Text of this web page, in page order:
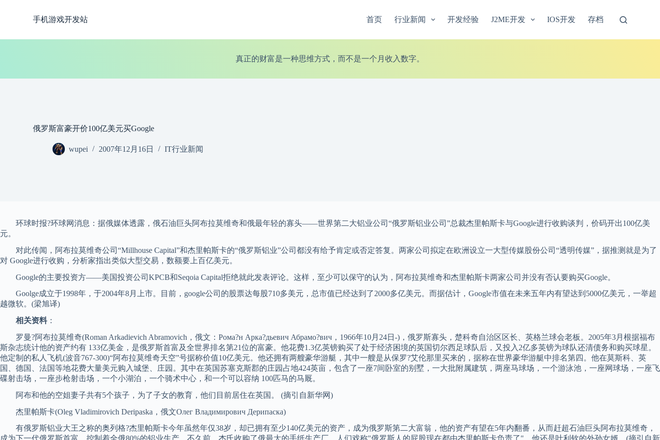
容
手机游戏开发站 首页 行业新闻 开发经验 J2ME开发 IOS开发 存档
真正的财富是一种思维方式，而不是一个月收入数字。
俄罗斯富豪开价100亿美元买Google
wupei 2007年12月16日 IT行业新闻
环球时报?环球网消息：据俄媒体透露，俄石油巨头阿布拉莫维奇和俄最年轻的寡头——世界第二大铝业公司“俄罗斯铝业公司”总裁杰里帕斯卡与Google进行收购谈判，价码开出100亿美
元。
对此传闻，阿布拉莫维奇公司“Millhouse Capital”和杰里帕斯卡的“俄罗斯铝业”公司都没有给予肯定或否定答复。两家公司拟定在欧洲设立一大型传媒股份公司“透明传媒”，据推测就是为了
对 Google进行收购，分析家指出类似大型交易，数额要上百亿美元。
Google的主要投资方——美国投资公司KPCB和Seqoia Capital拒绝就此发表评论。这样，至少可以保守的认为，阿布拉莫维奇和杰里帕斯卡两家公司并没有否认要购买Google。
Goolge成立于1998年，于2004年8月上市。目前，google公司的股票达每股710多美元，总市值已经达到了2000多亿美元。而据估计，Google市值在未来五年内有望达到5000亿美元，一举超
越微软。(梁旭译)
相关资料：
罗曼?阿布拉莫维奇(Roman Arkadievich Abramovich，俄文：Рома?н Арка?дьевич Абрамо?вич，1966年10月24日-)，俄罗斯寡头，楚科奇自治区区长、英格兰球会老板。2005年3月根据福布
斯杂志统计他的资产约有 133亿美金，是俄罗斯首富及全世界排名第21位的富豪。他花费1.3亿英镑购买了处于经济困境的英国切尔西足球队后，又投入2亿多英镑为球队还清债务和购买球星。
他定制的私人飞机(波音767-300)“阿布拉莫维奇天空”号据称价值10亿美元。他还拥有两艘豪华游艇，其中一艘是从保罗?艾伦那里买来的，据称在世界豪华游艇中排名第四。他在莫斯科、英
国、德国、法国等地花费大量美元购入城堡、庄园。其中在英国苏塞克斯郡的庄园占地424英亩，包含了一座7间卧室的别墅，一大批附属建筑，两座马球场，一个游泳池，一座网球场，一座飞
碟射击场，一座步枪射击场，一个小湖泊，一个骑术中心，和一个可以容纳 100匹马的马厩。
阿布和他的空姐妻子共有5个孩子，为了子女的教育，他们目前居住在英国。 (摘引自新华网)
杰里帕斯卡(Oleg Vladimirovich Deripaska，俄文Олег Владимирович Дерипаска)
有俄罗斯铝业大王之称的奥列格?杰里帕斯卡今年虽然年仅38岁，却已拥有至少140亿美元的资产，成为俄罗斯第二大富翁，他的资产有望在5年内翻番，从而赶超石油巨头阿布拉莫维奇，